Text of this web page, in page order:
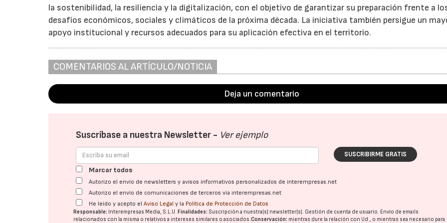
la sostenibilidad, la resiliencia y la digitalización, con el objetivo de garantizar su preparación frente a
desafíos económicos, sociales y climáticos de la próxima década. La iniciativa también persigue un
apoyo institucional y recursos adecuados para su aplicación efectiva en el territorio.
COMENTARIOS AL ARTÍCULO/NOTICIA
Deja un comentario
Suscríbase a nuestra Newsletter - Ver ejemplo
SUSCRIBIRME GRATIS
Marcar todos
Autorizo el envío de newsletters y avisos informativos personalizados de interempresas.net
Autorizo el envío de comunicaciones de terceros vía interempresas.net
He leído y acepto elAviso Legal y la Política de Protección de Datos
Responsable: Interempresas Media, S.L.U.Finalidades: Suscripción a nuestra(s) newsletter(s). Gestión de cuenta de usuario. Envío de emails
relacionados con la misma o relativos a intereses similares o asociados.Conservación: mientras dure la relación con Ud., o mientras sea necesario para